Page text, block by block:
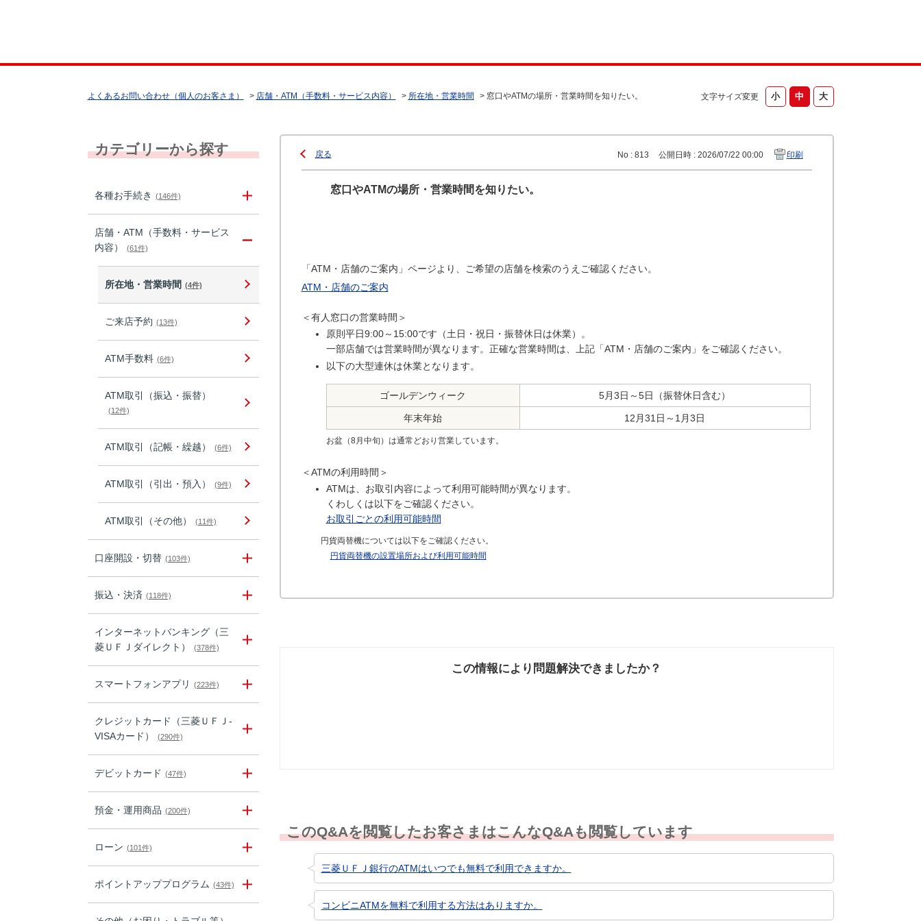
文字サイズ変更
よくあるお問い合わせ（個人のお客さま） > 店舗・ATM（手数料・サービス内容） > 所在地・営業時間 > 窓口やATMの場所・営業時間を知りたい。
カテゴリーから探す
各種お手続き (146件)
店舗・ATM（手数料・サービス
内容）
(61件)
所在地・営業時間 (4件)
ご来店予約 (13件)
ATM手数料 (6件)
ATM取引（振込・振替）
(12件)
ATM取引（記帳・繰越） (6件)
ATM取引（引出・預入） (9件)
ATM取引（その他） (11件)
口座開設・切替 (103件)
振込・決済 (118件)
インターネットバンキング（三
菱ＵＦＪダイレクト）
(378件)
スマートフォンアプリ (223件)
クレジットカード（三菱ＵＦＪ-
VISAカード）
(290件)
デビットカード (47件)
預金・運用商品 (200件)
ローン (101件)
ポイントアッププログラム (43件)
戻る No : 813 公開日時 : 2026/07/22 00:00 印刷
窓口やATMの場所・営業時間を知りたい。
「ATM・店舗のご案内」ページより、ご希望の店舗を検索のうえご確認ください。
ATM・店舗のご案内
＜有人窓口の営業時間＞
原則平日9:00～15:00です（土日・祝日・振替休日は休業）。
一部店舗では営業時間が異なります。正確な営業時間は、上記「ATM・店舗のご案内」をご確認ください。
以下の大型連休は休業となります。
ゴールデンウィーク 5月3日～5日 （振替休日含む）
年末年始 12月31日～1月3日
お盆（8月中旬）は通常どおり営業しています。
＜ATMの利用時間＞
ATMは、お取引内容によって利用可能時間が異なります。
くわしくは以下をご確認ください。
お取引ごとの利用可能時間
円貨両替機については以下をご確認ください。
円貨両替機の設置場所および利用可能時間
この情報により問題解決できましたか？
このQ&Aを閲覧したお客さまはこんなQ&Aも閲覧しています
三菱ＵＦＪ銀行のATMはいつでも無料で利用できますか。
コンビニATMを無料で利用する方法はありますか。